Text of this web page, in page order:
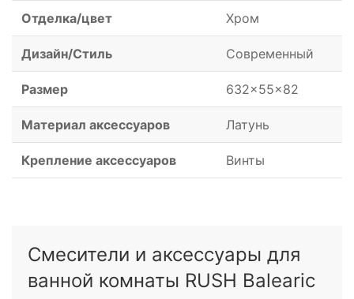
Отделка/цвет Хром
Дизайн/Стиль Современный
Размер 632x55x82
Материал аксессуаров Латунь
Крепление аксессуаров Винты
Смесители и аксессуары для
ванной комнаты RUSH Balearic